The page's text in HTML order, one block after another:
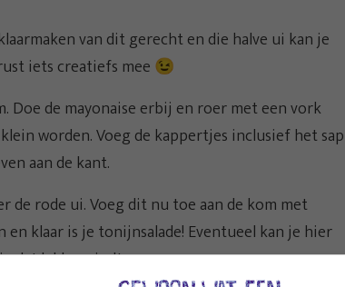
van dit gerecht en die halve ui kan je
iets creatiefs mee 😉
Doe de mayonaise erbij en roer met een vork
worden. Voeg de kappertjes inclusief het sap
aan de kant.
de rode ui. Voeg dit nu toe aan de kom met
klaar is je tonijnsalade! Eventueel kan je hier
dat lekker vindt.